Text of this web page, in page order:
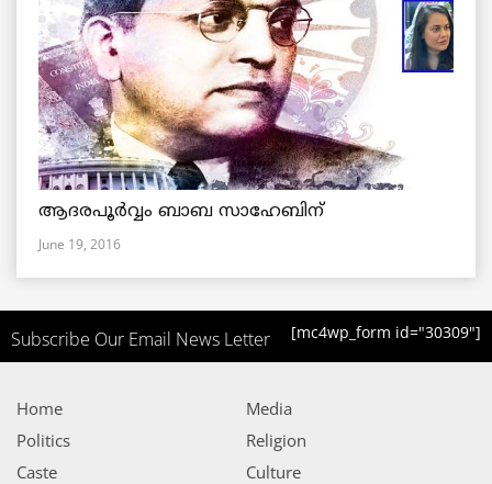
ആദരപൂര്‍വ്വം ബാബ സാഹേബിന്
June 19, 2016
Subscribe Our Email News Letter [mc4wp_form id="30309"]
Home
Politics
Caste
Media
Religion
Culture